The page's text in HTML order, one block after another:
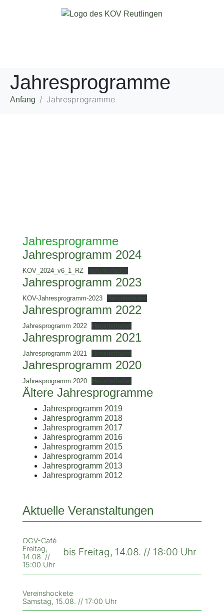
Jahresprogramme
Anfang Jahresprogramme
Jahresprogramme
Jahresprogramm 2024
KOV_2024_v6_1_RZ
Jahresprogramm 2023
KOV-Jahresprogramm-2023
Jahresprogramm 2022
Jahresprogramm 2022
Jahresprogramm 2021
Jahresprogramm 2021
Jahresprogramm 2020
Jahresprogramm 2020
Ältere Jahresprogramme
Jahresprogramm 2019
Jahresprogramm 2018
Jahresprogramm 2017
Jahresprogramm 2016
Jahresprogramm 2015
Jahresprogramm 2014
Jahresprogramm 2013
Jahresprogramm 2012
Aktuelle Veranstaltungen
OGV-Café
Freitag,
14.08. //
15:00 Uhr
bis Freitag, 14.08. // 18:00 Uhr
Vereinshockete
Samstag, 15.08. // 17:00 Uhr